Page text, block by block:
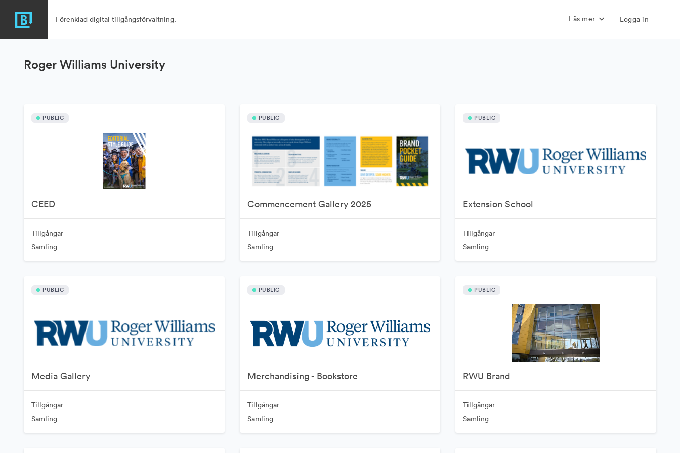
Förenklad digital tillgångsförvaltning. Läs mer Logga in
Roger Williams University
PUBLIC
CEED
Tillgångar
Samling
PUBLIC
Commencement Gallery 2025
Tillgångar
Samling
PUBLIC
Extension School
Tillgångar
Samling
PUBLIC
Media Gallery
Tillgångar
Samling
PUBLIC
Merchandising - Bookstore
Tillgångar
Samling
PUBLIC
RWU Brand
Tillgångar
Samling